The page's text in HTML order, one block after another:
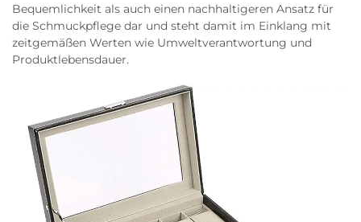
Bequemlichkeit als auch einen nachhaltigeren Ansatz für
die Schmuckpflege dar und steht damit im Einklang mit
zeitgemäßen Werten wie Umweltverantwortung und
Produktlebensdauer.